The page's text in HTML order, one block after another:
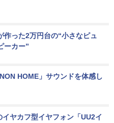
作った2万円台の“小さなピュ
ーカー”
HOME」サウンドを体感し
イヤカフ型イヤフォン「UU2イ